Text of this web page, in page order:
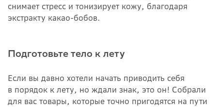
снимает стресс и тонизирует кожу, благодаря
экстракту какао-бобов.
Подготовьте тело к лету
Если вы давно хотели начать приводить себя
в порядок к лету, но ждали знак, это он! Собрали
для вас товары, которые точно пригодятся на пути